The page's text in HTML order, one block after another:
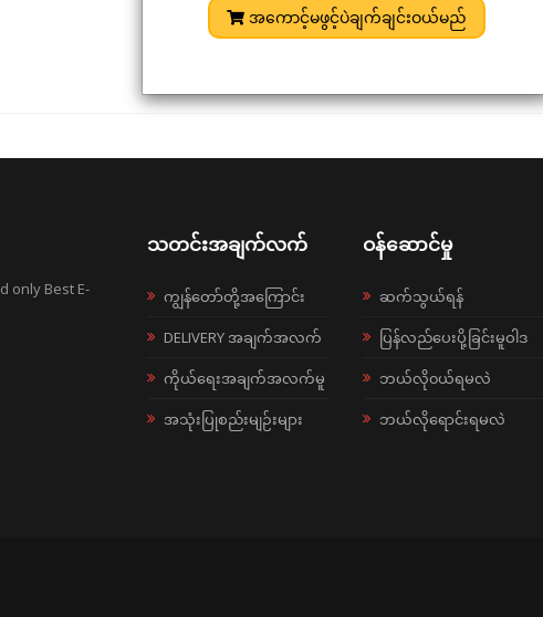
အကောင့်မဖွင့်ပဲချက်ချင်းဝယ်မည်
only Best E-
သတင်းအချက်လက်
ကျွန်တော်တို့အကြောင်း
DELIVERY အချက်အလက်
ကိုယ်ရေးအချက်အလက်မူ
အသုံးပြုစည်းမျဉ်းများ
ဝန်ဆောင်မှု
ဆက်သွယ်ရန်
ပြန်လည်ပေးပို့ခြင်းမူဝါဒ
ဘယ်လို၀ယ်ရမလဲ
ဘယ်လိုရောင်းရမလဲ